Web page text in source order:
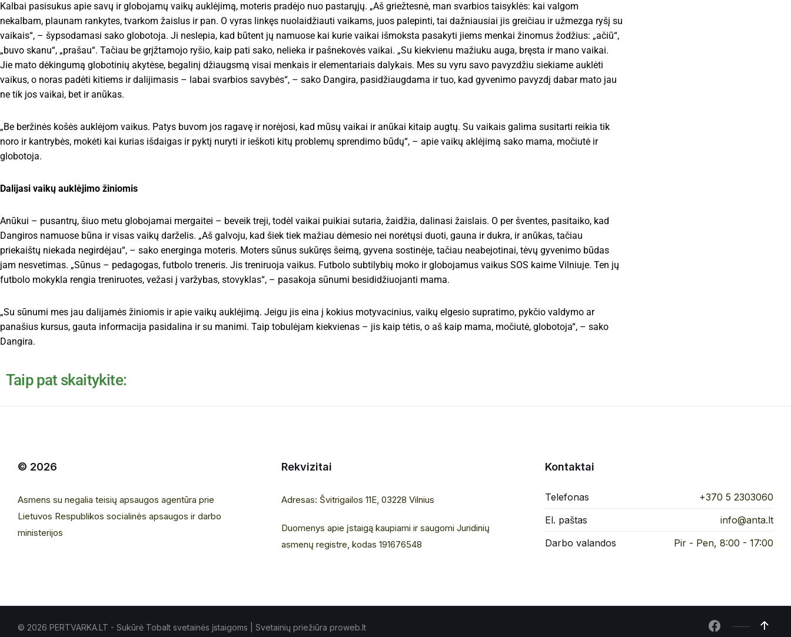
Kalbai pasisukus apie savų ir globojamų vaikų auklėjimą, moteris pradėjo nuo pastarųjų. „Aš griežtesnė, man svarbios taisyklės: kai valgom
nekalbam, plaunam rankytes, tvarkom žaislus ir pan. O vyras linkęs nuolaidžiauti vaikams, juos palepinti, tai dažniausiai jis greičiau ir užmezga ryšį su
vaikais“, – šypsodamasi sako globotoja. Ji neslepia, kad būtent jų namuose kai kurie vaikai išmoksta pasakyti jiems menkai žinomus žodžius: „ačiū“,
„buvo skanu“, „prašau“. Tačiau be grįžtamojo ryšio, kaip pati sako, nelieka ir pašnekovės vaikai. „Su kiekvienu mažiuku auga, bręsta ir mano vaikai.
Jie mato dėkingumą globotinių akytėse, begalinį džiaugsmą visai menkais ir elementariais dalykais. Mes su vyru savo pavyzdžiu siekiame auklėti
vaikus, o noras padėti kitiems ir dalijimasis – labai svarbios savybės“, – sako Dangira, pasidžiaugdama ir tuo, kad gyvenimo pavyzdį dabar mato jau
ne tik jos vaikai, bet ir anūkas.
„Be beržinės košės auklėjom vaikus. Patys buvom jos ragavę ir norėjosi, kad mūsų vaikai ir anūkai kitaip augtų. Su vaikais galima susitarti reikia tik
noro ir kantrybės, mokėti kai kurias išdaigas ir pyktį nuryti ir ieškoti kitų problemų sprendimo būdų“, – apie vaikų aklėjimą sako mama, močiutė ir
globotoja.
Dalijasi vaikų auklėjimo žiniomis
Anūkui – pusantrų, šiuo metu globojamai mergaitei – beveik treji, todėl vaikai puikiai sutaria, žaidžia, dalinasi žaislais. O per šventes, pasitaiko, kad
Dangiros namuose būna ir visas vaikų darželis. „Aš galvoju, kad šiek tiek mažiau dėmesio nei norėtųsi duoti, gauna ir dukra, ir anūkas, tačiau
priekaištų niekada negirdėjau“, – sako energinga moteris. Moters sūnus sukūręs šeimą, gyvena sostinėje, tačiau neabejotinai, tėvų gyvenimo būdas
jam nesvetimas. „Sūnus – pedagogas, futbolo treneris. Jis treniruoja vaikus. Futbolo subtilybių moko ir globojamus vaikus SOS kaime Vilniuje. Ten jų
futbolo mokykla rengia treniruotes, vežasi į varžybas, stovyklas“, – pasakoja sūnumi besididžiuojanti mama.
„Su sūnumi mes jau dalijamės žiniomis ir apie vaikų auklėjimą. Jeigu jis eina į kokius motyvacinius, vaikų elgesio supratimo, pykčio valdymo ar
panašius kursus, gauta informacija pasidalina ir su manimi. Taip tobulėjam kiekvienas – jis kaip tėtis, o aš kaip mama, močiutė, globotoja“, – sako
Dangira.
Taip pat skaitykite:
© 2026
Asmens su negalia teisių apsaugos agentūra prie
Lietuvos Respublikos socialinės apsaugos ir darbo
ministerijos
Rekvizitai
Adresas: Švitrigailos 11E, 03228 Vilnius
Duomenys apie įstaigą kaupiami ir saugomi Juridinių
asmenų registre, kodas 191676548
Kontaktai
Telefonas
+370 5 2303060
El. paštas
info@anta.lt
Darbo valandos
Pir - Pen, 8:00 - 17:00
© 2026 PERTVARKA.LT - Sukūrė Tobalt svetainės įstaigoms | Svetainių priežiūra proweb.lt